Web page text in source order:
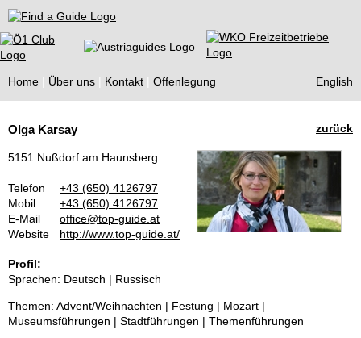
Find a Guide
Home Über uns Kontakt Offenlegung English
Guides
zurück
Olga Karsay
5151 Nußdorf am Haunsberg
Telefon
+43 (650) 4126797
Mobil
+43 (650) 4126797
E-Mail
office@top-guide.at
Website
http://www.top-guide.at/
Profil:
Sprachen: Deutsch | Russisch
Themen: Advent/Weihnachten | Festung | Mozart |
Museumsführungen | Stadtführungen | Themenführungen